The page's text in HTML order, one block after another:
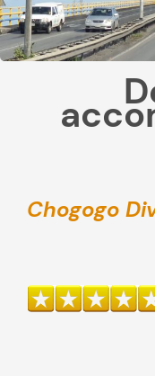
i
Chogogo